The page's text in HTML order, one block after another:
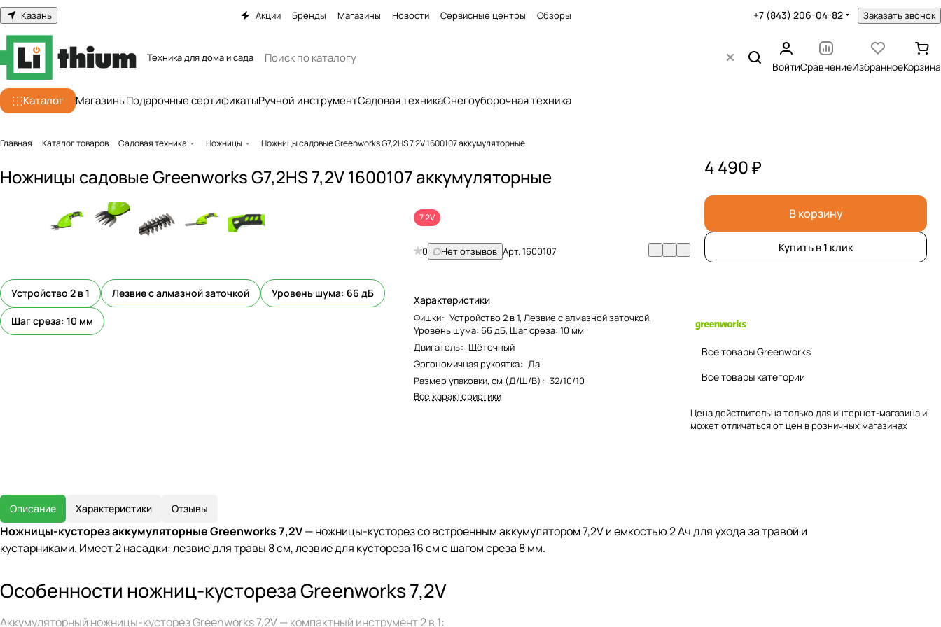
Казань Акции Бренды Магазины Новости Сервисные центры Обзоры +7 (843) 206-04-82 Заказать звонок
Техника для дома и сада
ВойтиСравнениеИзбранноеКорзина
Каталог МагазиныПодарочные сертификатыРучной инструментСадовая техникаСнегоуборочная техника
Главная Каталог товаров Садовая техника Ножницы Ножницы садовые Greenworks G7,2HS 7,2V 1600107 аккумуляторные
Ножницы садовые Greenworks G7,2HS 7,2V 1600107 аккумуляторные
Устройство 2 в 1 Лезвие с алмазной заточкой Уровень шума: 66 дБ
Шаг среза: 10 мм
7.2V
0 Нет отзывов Арт.1600107
Характеристики
Фишки: Устройство 2 в 1, Лезвие с алмазной заточкой,
Уровень шума: 66 дБ, Шаг среза: 10 мм
Двигатель: Щёточный
Эргономичная рукоятка: Да
Размер упаковки, см (Д/Ш/В) : 32/10/10
Все характеристики
4 490 ₽
В корзину
Купить в 1 клик
Все товары Greenworks
Все товары категории
Цена действительна только для интернет-магазина и
может отличаться от цен в розничных магазинах
Описание Характеристики Отзывы
Ножницы-кусторез аккумуляторные Greenworks 7,2V— ножницы-кусторез со встроенным аккумулятором 7,2V и емкостью 2 Ач для ухода за травой и
кустарниками. Имеет 2 насадки: лезвие для травы 8 см, лезвие для кустореза 16 см с шагом среза 8 мм.
Особенности ножниц-кустореза Greenworks 7,2V
Аккумуляторный ножницы-кусторез Greenworks 7,2V — компактный инструмент 2 в 1: